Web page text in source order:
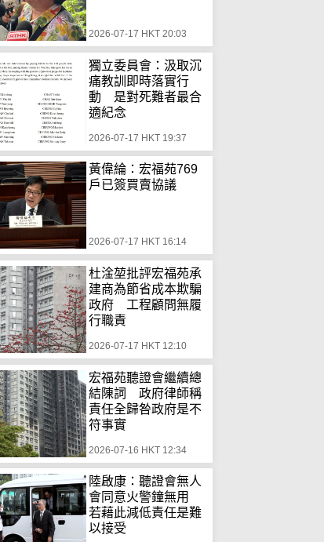
2026-07-17 HKT 20:03
獨立委員會：汲取沉
痛教訓即時落實行
動 是對死難者最合
適紀念
2026-07-17 HKT 19:37
黃偉綸：宏福苑769
戶已簽買賣協議
2026-07-17 HKT 16:14
杜淦堃批評宏福苑承
建商為節省成本欺騙
政府 工程顧問無履
行職責
2026-07-17 HKT 12:10
宏福苑聽證會繼續總
結陳詞 政府律師稱
責任全歸咎政府是不
符事實
2026-07-16 HKT 12:34
陸啟康：聽證會無人
會同意火警鐘無用
若藉此減低責任是難
以接受